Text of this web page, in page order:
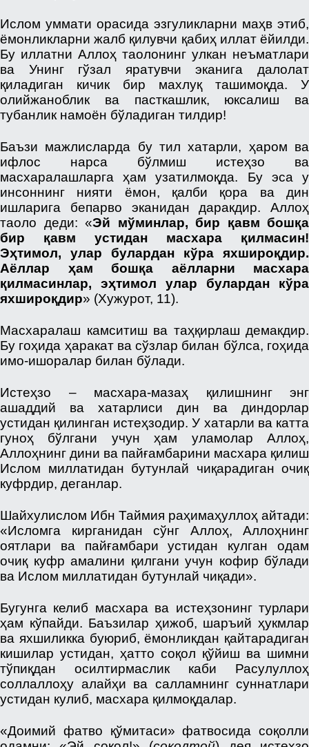
Ислом уммати орасида эзгуликларни маҳв этиб,
ёмонликларни жалб қилувчи қабиҳ иллат ёйилди.
Бу иллатни Аллоҳ таолонинг улкан неъматлари
ва Унинг гўзал яратувчи эканига далолат
қиладиган кичик бир махлуқ ташимоқда. У
олийжаноблик ва пасткашлик, юксалиш ва
тубанлик намоён бўладиган тилдир!
Баъзи мажлисларда бу тил хатарли, ҳаром ва
ифлос нарса бўлмиш истеҳзо ва
масхаралашларга ҳам узатилмоқда. Бу эса у
инсоннинг нияти ёмон, қалби қора ва дин
ишларига бепарво эканидан даракдир. Аллоҳ
таоло деди: «Эй мўминлар, бир қавм бошқа
бир қавм устидан масхара қилмасин!
Эҳтимол, улар булардан кўра яхшироқдир.
Аёллар ҳам бошқа аёлларни масхара
қилмасинлар, эҳтимол улар булардан кўра
яхшироқдир» (Хужурот, 11).
Масхаралаш камситиш ва таҳқирлаш демакдир.
Бу гоҳида ҳаракат ва сўзлар билан бўлса, гоҳида
имо-ишоралар билан бўлади.
Истеҳзо – масхара-мазаҳ қилишнинг энг
ашаддий ва хатарлиси дин ва диндорлар
устидан қилинган истеҳзодир. У хатарли ва катта
гуноҳ бўлгани учун ҳам уламолар Аллоҳ,
Аллоҳнинг дини ва пайғамбарини масхара қилиш
Ислом миллатидан бутунлай чиқарадиган очиқ
куфрдир, деганлар.
Шайхулислом Ибн Таймия раҳимаҳуллоҳ айтади:
«Исломга кирганидан сўнг Аллоҳ, Аллоҳнинг
оятлари ва пайғамбари устидан кулган одам
очиқ куфр амалини қилгани учун кофир бўлади
ва Ислом миллатидан бутунлай чиқади».
Бугунга келиб масхара ва истеҳзонинг турлари
ҳам кўпайди. Баъзилар ҳижоб, шаръий ҳукмлар
ва яхшиликка буюриб, ёмонликдан қайтарадиган
кишилар устидан, ҳатто соқол қўйиш ва шимни
тўпиқдан осилтирмаслик каби Расулуллоҳ
соллаллоҳу алайҳи ва салламнинг суннатлари
устидан кулиб, масхара қилмоқдалар.
«Доимий фатво қўмитаси» фатвосида соқолли